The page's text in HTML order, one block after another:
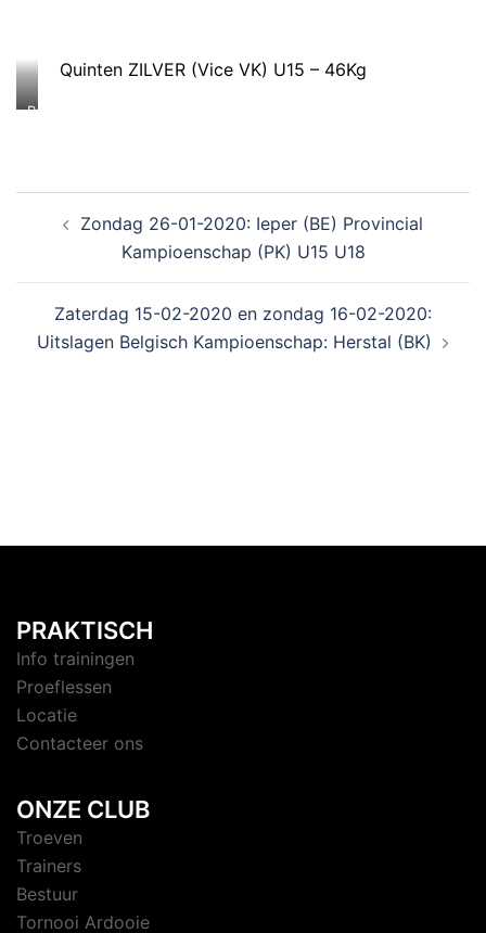
Quinten ZILVER (Vice VK) U15 – 46Kg
Rachel
Zondag 26-01-2020: Ieper (BE) Provincial
Kampioenschap (PK) U15 U18
Zaterdag 15-02-2020 en zondag 16-02-2020:
Uitslagen Belgisch Kampioenschap: Herstal (BK)
PRAKTISCH
Info trainingen
Proeflessen
Locatie
Contacteer ons
ONZE CLUB
Troeven
Trainers
Bestuur
Tornooi Ardooie